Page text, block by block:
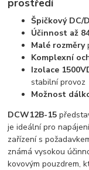
prostředí
Špičkový DC/
Účinnost až
Malé rozměry
Komplexní
Izolace
stabilní provoz
Možnost
DCW12B-15
je ideální pro
zařízení s
známá vysokou
kovovým pouzdrem,